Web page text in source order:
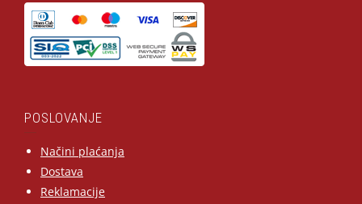
POSLOVANJE
Načini plaćanja
Dostava
Reklamacije